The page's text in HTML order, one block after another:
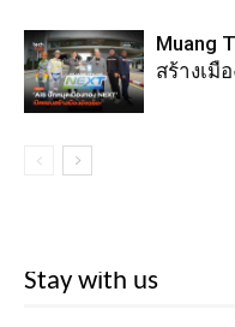
Muang
สร้างเมื
Stay with us